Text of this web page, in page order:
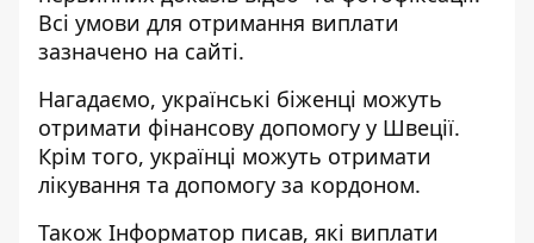
Всі умови для отримання виплати
зазначено на сайті.
Нагадаємо, українські біженці можуть
отримати фінансову допомогу у Швеції.
Крім того, українці можуть отримати
лікування та допомогу за кордоном.
Також Інформатор писав, які виплати